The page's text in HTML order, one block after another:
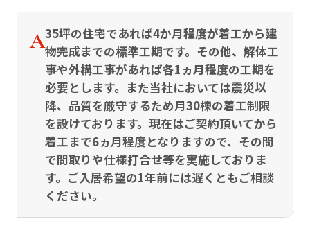
35坪の住宅であれば4か月程度が着工から建
物完成までの標準工期です。その他、解体工
事や外構工事があれば各1ヵ月程度の工期を
必要とします。また当社においては震災以
降、品質を厳守するため月30棟の着工制限
を設けております。現在はご契約頂いてから
着工まで6ヵ月程度となりますので、その間
で間取りや仕様打合せ等を実施しておりま
す。ご入居希望の1年前には遅くともご相談
ください。